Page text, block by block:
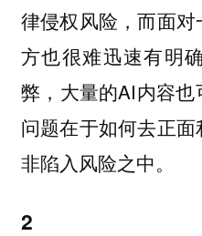
律侵权风险，而面
方也很难迅速有明
弊，大量的AI内容也
问题在于如何去正
非陷入风险之中。
2